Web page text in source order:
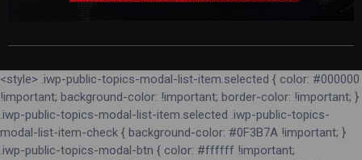
<style> .iwp-public-topics-modal-list-item.selected { color: #000000
!important; background-color: !important; border-color: !important; }
.iwp-public-topics-modal-list-item.selected .iwp-public-topics-
modal-list-item-check { background-color: #0F3B7A !important; }
.iwp-public-topics-modal-btn { color: #ffffff !important;